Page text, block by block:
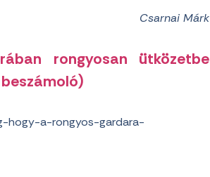
Csarnai Márk
rongyosan ütközetbe
hogy-a-rongyos-gardara-